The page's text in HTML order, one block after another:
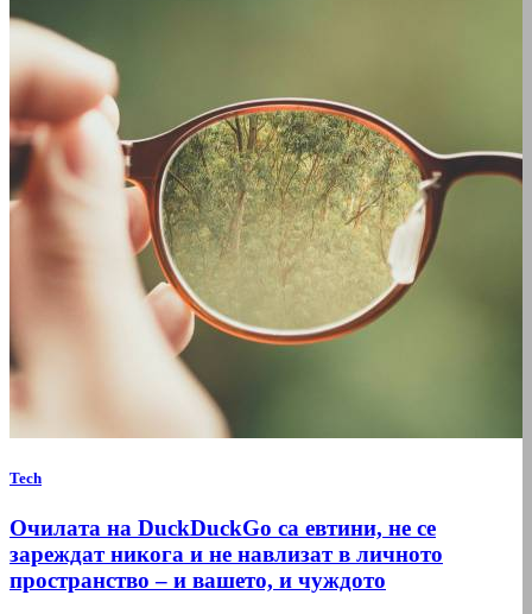
Tech
Очилата на DuckDuckGo са евтини, не се
зареждат никога и не навлизат в личното
пространство – и вашето, и чуждото